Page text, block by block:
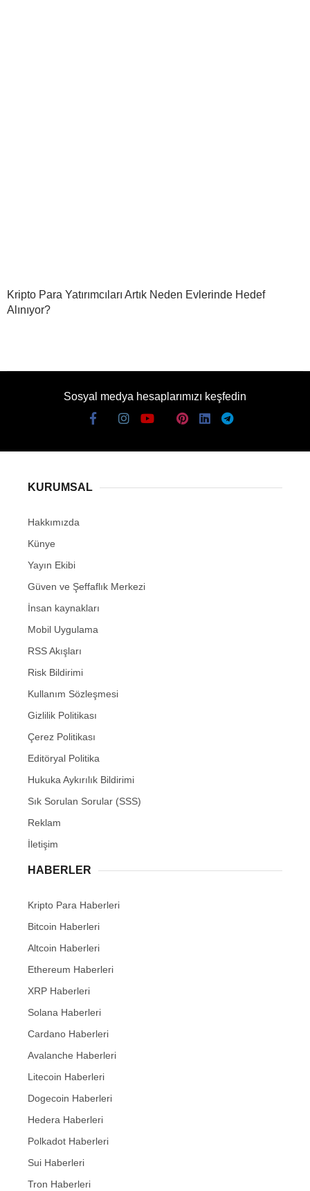
Kripto Para Yatırımcıları Artık Neden Evlerinde Hedef
Alınıyor?
Sosyal medya hesaplarımızı keşfedin
KURUMSAL
Hakkımızda
Künye
Yayın Ekibi
Güven ve Şeffaflık Merkezi
İnsan kaynakları
Mobil Uygulama
RSS Akışları
Risk Bildirimi
Kullanım Sözleşmesi
Gizlilik Politikası
Çerez Politikası
Editöryal Politika
Hukuka Aykırılık Bildirimi
Sık Sorulan Sorular (SSS)
Reklam
İletişim
HABERLER
Kripto Para Haberleri
Bitcoin Haberleri
Altcoin Haberleri
Ethereum Haberleri
XRP Haberleri
Solana Haberleri
Cardano Haberleri
Avalanche Haberleri
Litecoin Haberleri
Dogecoin Haberleri
Hedera Haberleri
Polkadot Haberleri
Sui Haberleri
Tron Haberleri